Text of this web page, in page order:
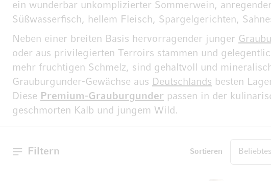
ein wunderbar unkomplizierter Sommerwein,
Süßwasserfisch, hellem Fleisch, Spargelgerichten,
Neben einer breiten Basis hervorragender junger
oder aus privilegierten Terroirs stammen und
mehr fruchtigen Schmelz, sind gehaltvoll und
Grauburgunder-Gewächse aus Deutschlands besten
Diese
Premium-Grauburgunder passen in der
geschmorten Kalb und jungem Wild.
Filtern Sortieren